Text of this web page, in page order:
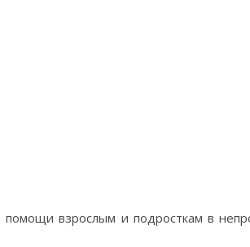
помощи взрослым и подросткам в